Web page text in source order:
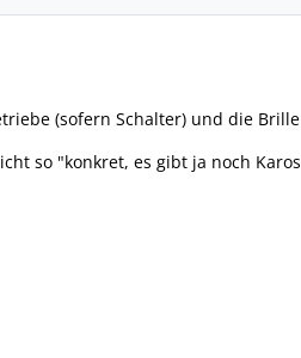
(sofern Schalter) und die
so "konkret, es gibt ja noch